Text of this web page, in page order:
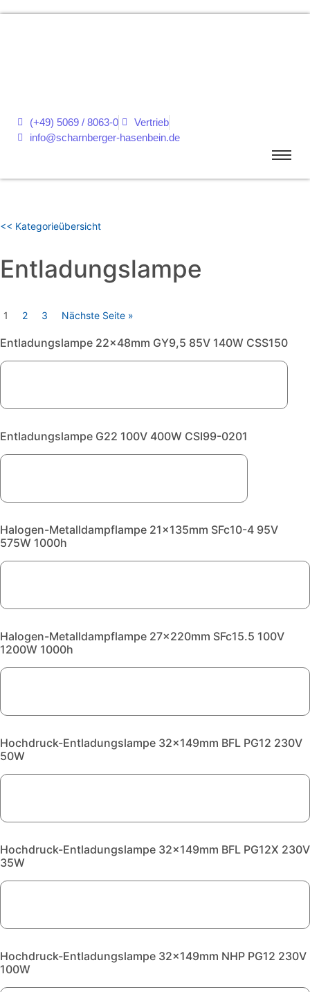
(+49) 5069 / 8063-0
Vertrieb
info@scharnberger-hasenbein.de
<< Kategorieübersicht
Entladungslampe
1 2 3 Nächste Seite »
Entladungslampe 22x48mm GY9,5 85V 140W CSS150
Entladungslampe G22 100V 400W CSI99-0201
Halogen-Metalldampflampe 21x135mm SFc10-4 95V
575W 1000h
Halogen-Metalldampflampe 27x220mm SFc15.5 100V
1200W 1000h
Hochdruck-Entladungslampe 32x149mm BFL PG12 230V
50W
Hochdruck-Entladungslampe 32x149mm BFL PG12X 230V
35W
Hochdruck-Entladungslampe 32x149mm NHP PG12 230V
100W